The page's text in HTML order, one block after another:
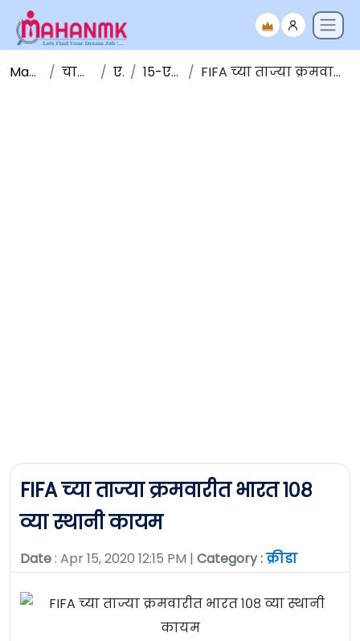
Maha NMK चालू घडामोडी एप्रिल १५-एप्रिल-२०२० FIFA च्या ताज्या क्रमवारीत भारत १०८ व्या स्थानी कायम
FIFA च्या ताज्या क्रमवारीत भारत १०८
व्या स्थानी कायम
Date: Apr 15, 2020 12:15 PM | Category :क्रीडा